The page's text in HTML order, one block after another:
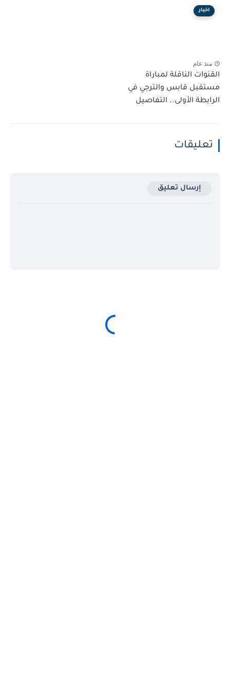
اخبار
منذ عام
القنوات الناقلة لمباراة
مستقبل قابس والترجي في
الرابطة الأولى.. التفاصيل
تعليقات
إرسال تعليق